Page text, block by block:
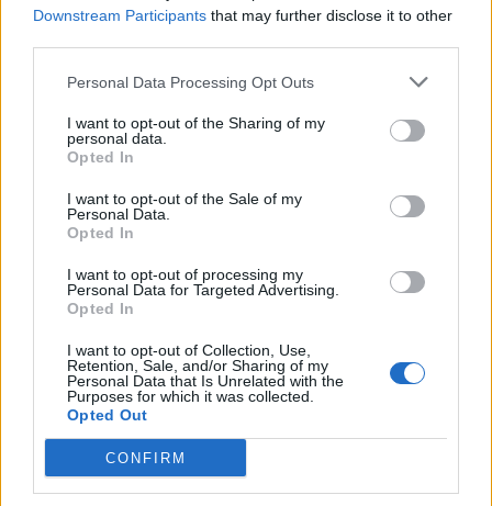
Downstream Participants that may further disclose it to other
Personal Data Processing Opt Outs
I want to opt-out of the Sharing of my
personal data.
Opted In
I want to opt-out of the Sale of my
Personal Data.
Opted In
I want to opt-out of processing my
Personal Data for Targeted Advertising.
Opted In
I want to opt-out of Collection, Use,
Retention, Sale, and/or Sharing of my
Personal Data that Is Unrelated with the
Purposes for which it was collected.
Opted Out
CONFIRM
Deputados do PSD saúdam Banda
Sinfónica da ARMAB pelo 1º lugar no
certame internacional de Valência
Capacita Jovem de Poiares aproxima
jovens ao mundo do trabalho